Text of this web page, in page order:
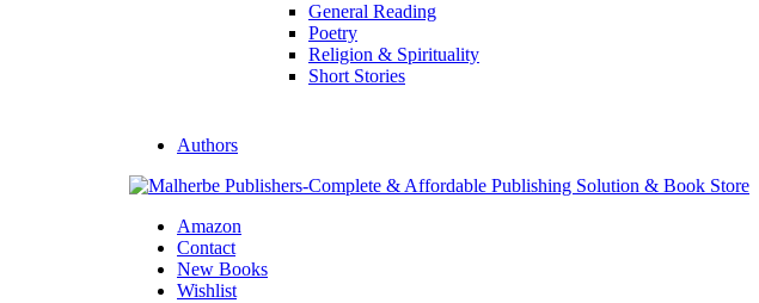
General Reading
Poetry
Religion & Spirituality
Short Stories
Authors
Amazon
Contact
New Books
Wishlist